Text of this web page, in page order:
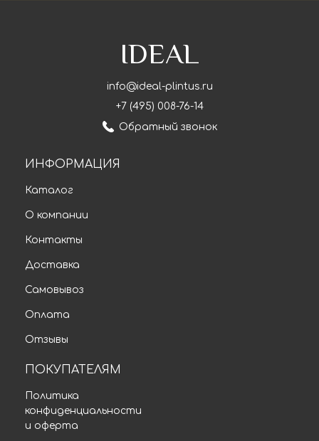
IDEAL
info@ideal-plintus.ru
+7 (495) 008-76-14
Обратный звонок
ИНФОРМАЦИЯ
Каталог
О компании
Контакты
Доставка
Самовывоз
Оплата
Отзывы
ПОКУПАТЕЛЯМ
Политика
конфиденциальности
и оферта